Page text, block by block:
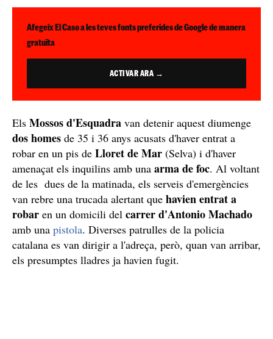
Afegeix El Caso a les teves fonts preferides de Google de manera
gratuïta
ACTIVAR ARA →
Els Mossos d'Esquadra van detenir aquest diumenge
dos homes de 35 i 36 anys acusats d'haver entrat a
robar en un pis de Lloret de Mar (Selva) i d'haver
amenaçat els inquilins amb una arma de foc. Al voltant
de les dues de la matinada, els serveis d'emergències
van rebre una trucada alertant que havien entrat a
robar en un domicili del carrer d'Antonio Machado
amb una pistola. Diverses patrulles de la policia
catalana es van dirigir a l'adreça, però, quan van arribar,
els presumptes lladres ja havien fugit.